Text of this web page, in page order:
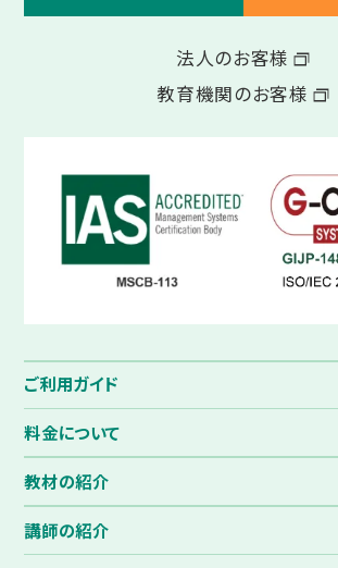
法人のお客様
教育機関のお客様
ご利用ガイド
料金について
教材の紹介
講師の紹介